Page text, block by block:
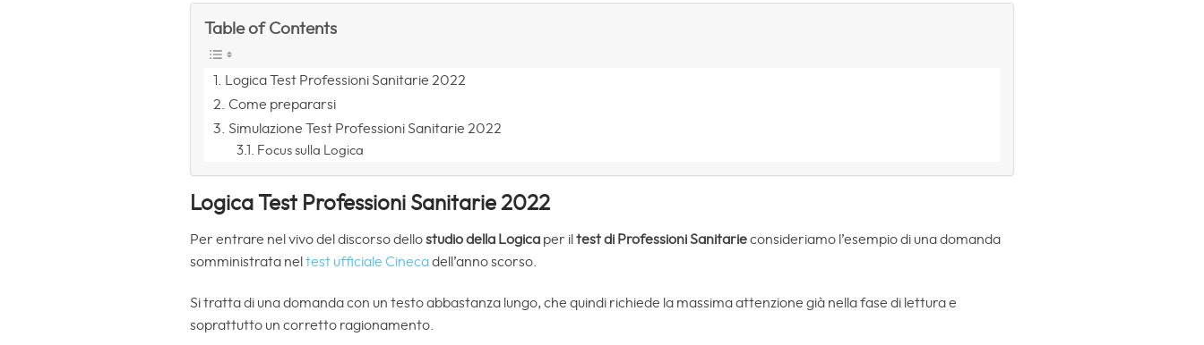
Table of Contents
Logica Test Professioni Sanitarie 2022
Come prepararsi
Simulazione Test Professioni Sanitarie 2022
Focus sulla Logica
Logica Test Professioni Sanitarie 2022
Per entrare nel vivo del discorso dellostudio della Logica per il test di Professioni Sanitarieconsideriamo l’esempio di una domanda
somministrata nel test ufficiale Cinecadell’anno scorso.
Si tratta di una domanda con un testo abbastanza lungo, che quindi richiede la massima attenzione già nella fase di lettura e
soprattutto un corretto ragionamento.